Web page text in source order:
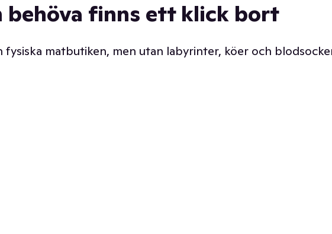
behöva finns ett klick bort
fysiska matbutiken, men utan labyrinter, köer och